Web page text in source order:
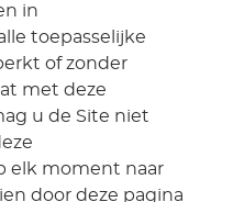
in
toepasselijke
of zonder
met deze
u de Site niet
elk moment naar
door deze pagina